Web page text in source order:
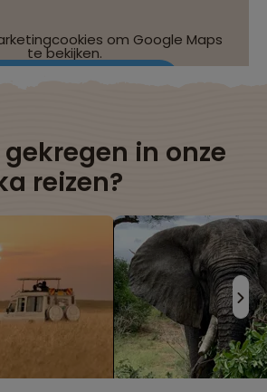
om Google Maps
te bekijken.
in onze
reizen?